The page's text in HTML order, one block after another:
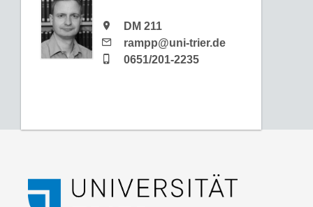
DM 211
rampp@uni-trier.de
0651/201-2235